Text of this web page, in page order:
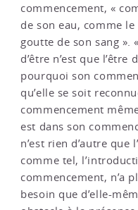
commencement, «
de son eau, comme
goutte de son sang ».
d’être n’est que l’être
pourquoi son
qu’elle se soit
commencement
est dans son
n’est rien d’autre que
comme tel,
commencement, n’a
besoin que d’elle-